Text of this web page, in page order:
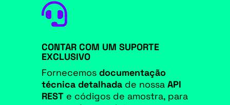

CONTAR COM UM SUPORTE
EXCLUSIVO
Fornecemos documentação
técnica detalhadade nossa API
RESTe códigos de amostra, para